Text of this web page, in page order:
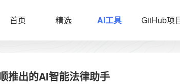
首页 精选 AI工具 GitHub项
推出的AI智能法律助手